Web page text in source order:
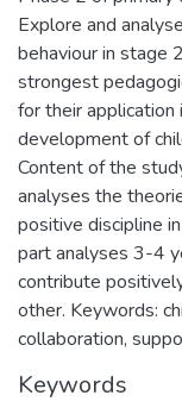
Explore and
behaviour in stage
strongest
for their
development of
Content of the
analyses the
positive discipline
part analyses 3-4
contribute
other. Keywords:
collaboration,
Keywords